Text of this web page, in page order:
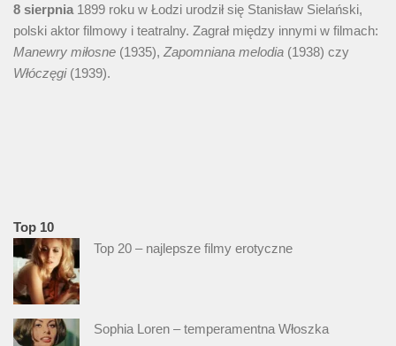
8 sierpnia 1899 roku w Łodzi urodził się Stanisław Sielański,
polski aktor filmowy i teatralny. Zagrał między innymi w filmach:
Manewry miłosne (1935), Zapomniana melodia (1938) czy
Włóczęgi(1939).
Top 10
Top 20 – najlepsze filmy erotyczne
Sophia Loren – temperamentna Włoszka